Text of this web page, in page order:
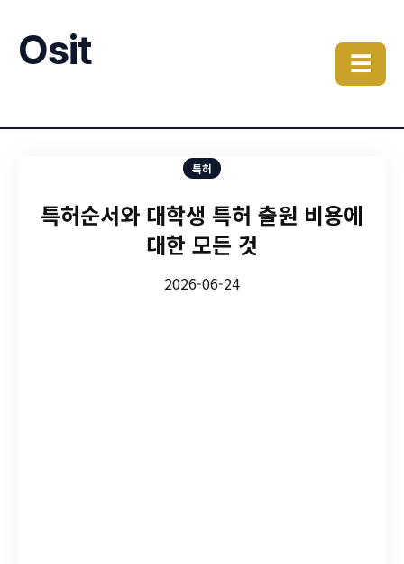
Osit ☰
특허
특허순서와 대학생 특허 출원 비용에
대한 모든 것
2026-06-24